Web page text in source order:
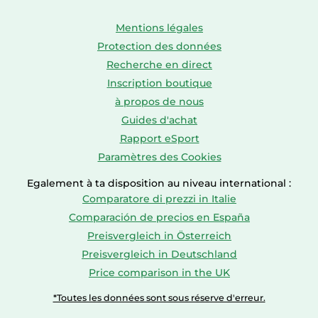
Mentions légales
Protection des données
Recherche en direct
Inscription boutique
à propos de nous
Guides d'achat
Rapport eSport
Paramètres des Cookies
Egalement à ta disposition au niveau international :
Comparatore di prezzi in Italie
Comparación de precios en España
Preisvergleich in Österreich
Preisvergleich in Deutschland
Price comparison in the UK
*Toutes les données sont sous réserve d'erreur.